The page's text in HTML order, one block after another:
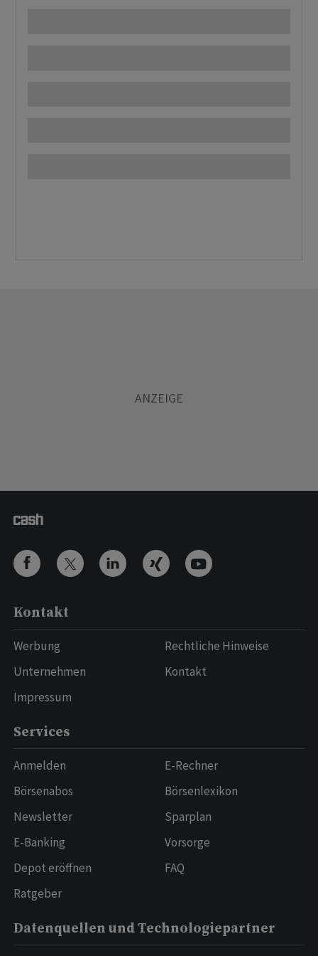
Kontakt
Werbung
Unternehmen
Impressum
Rechtliche Hinweise
Kontakt
Services
Anmelden
Börsenabos
Newsletter
E-Banking
Depot eröffnen
Ratgeber
E-Rechner
Börsenlexikon
Sparplan
Vorsorge
FAQ
Datenquellen und Technologiepartner